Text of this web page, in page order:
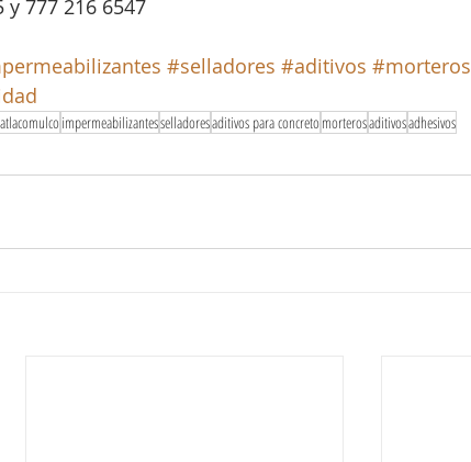
y 777 216 6547
#selladores #aditivos #morteros
impermeabilizantesselladoresaditivos para concretomorterosaditivosadhesivos